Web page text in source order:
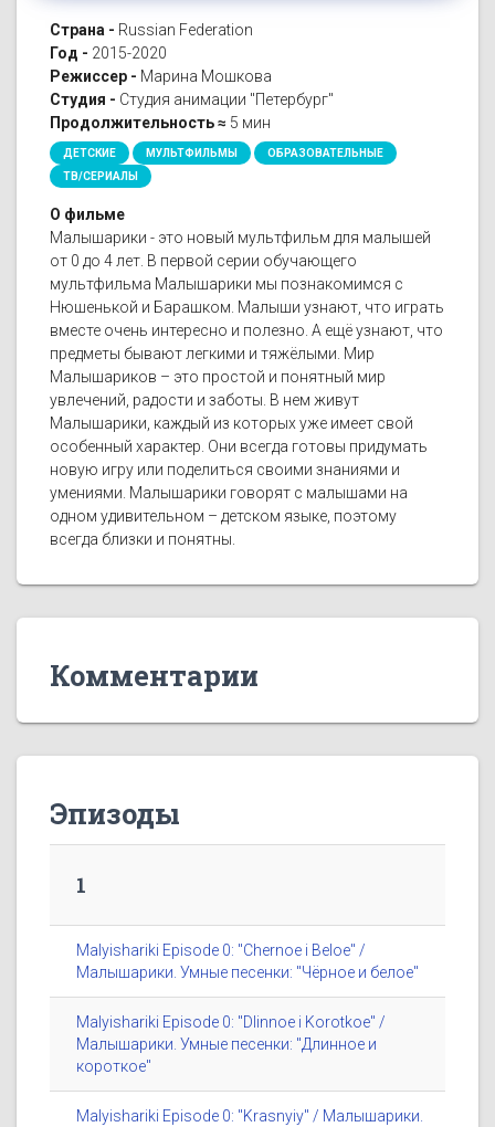
Страна - Russian Federation
Год - 2015-2020
Режиссер - Марина Мошкова
Студия - Студия анимации "Петербург"
Продолжительность ≈ 5 мин
ДЕТСКИЕ МУЛЬТФИЛЬМЫ
ОБРАЗОВАТЕЛЬНЫЕ
ТВ/СЕРИАЛЫ
О фильме
Малышарики - это новый мультфильм для малышей
от 0 до 4 лет. В первой серии обучающего
мультфильма Малышарики мы познакомимся с
Нюшенькой и Барашком. Малыши узнают, что играть
вместе очень интересно и полезно. А ещё узнают, что
предметы бывают легкими и тяжёлыми. Мир
Малышариков – это простой и понятный мир
увлечений, радости и заботы. В нем живут
Малышарики, каждый из которых уже имеет свой
особенный характер. Они всегда готовы придумать
новую игру или поделиться своими знаниями и
умениями. Малышарики говорят с малышами на
одном удивительном – детском языке, поэтому
всегда близки и понятны.
Комментарии
Эпизоды
1
Malyishariki Episode 0: "Chernoe i Beloe" /
Малышарики. Умные песенки: "Чёрное и белое"
Malyishariki Episode 0: "Dlinnoe i Korotkoe" /
Малышарики. Умные песенки: "Длинное и
короткое"
Malyishariki Episode 0: "Krasnyiy" / Малышарики.